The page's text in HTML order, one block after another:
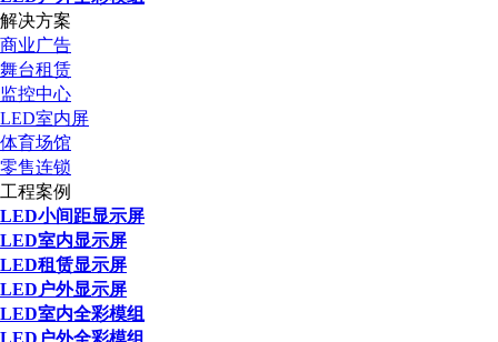
解决方案
商业广告
舞台租赁
监控中心
LED室内屏
体育场馆
零售连锁
工程案例
LED小间距显示屏
LED室内显示屏
LED租赁显示屏
LED户外显示屏
LED室内全彩模组
LED户外全彩模组